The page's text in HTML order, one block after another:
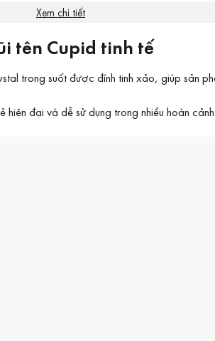
Xem chi tiết
tên Cupid tinh tế
trong suốt được đính tinh xảo, giúp sản
đại và dễ sử dụng trong nhiều hoàn cảnh.